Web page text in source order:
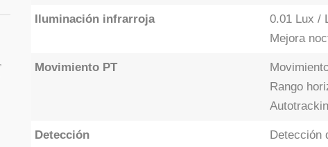
Iluminación infrarroja
0.01 Lux /
Mejora
Movimiento PT
Rango
Detección
Detección